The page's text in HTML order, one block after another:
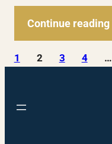
Continue reading
1 2 3 4 …